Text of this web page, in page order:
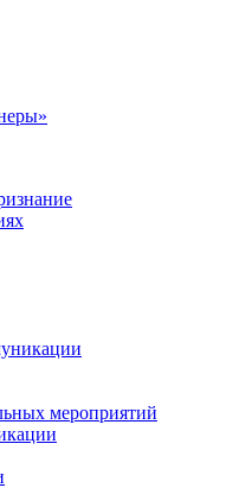
мероприятий